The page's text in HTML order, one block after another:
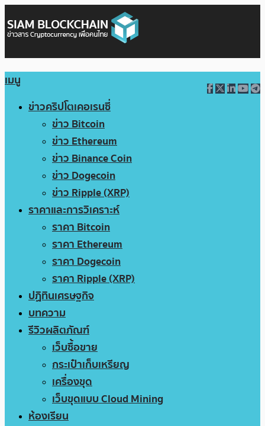
เมนู
ข่าวคริปโตเคอเรนซี่
ข่าว Bitcoin
ข่าว Ethereum
ข่าว Binance Coin
ข่าว Dogecoin
ข่าว Ripple (XRP)
ราคาและการวิเคราะห์
ราคา Bitcoin
ราคา Ethereum
ราคา Dogecoin
ราคา Ripple (XRP)
ปฏิทินเศรษฐกิจ
บทความ
รีวิวผลิตภัณฑ์
เว็บซื้อขาย
กระเป๋าเก็บเหรียญ
เครื่องขุด
เว็บขุดแบบ Cloud Mining
ห้องเรียน